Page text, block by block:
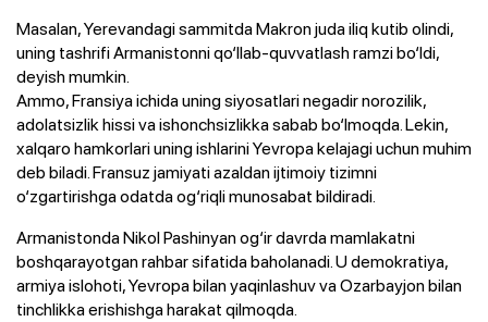
Masalan, Yerevandagi sammitda Makron juda iliq kutib olindi,
uning tashrifi Armanistonni qo‘llab-quvvatlash ramzi bo‘ldi,
deyish mumkin.
Ammo, Fransiya ichida uning siyosatlari negadir norozilik,
adolatsizlik hissi va ishonchsizlikka sabab bo‘lmoqda. Lekin,
xalqaro hamkorlari uning ishlarini Yevropa kelajagi uchun muhim
deb biladi. Fransuz jamiyati azaldan ijtimoiy tizimni
o‘zgartirishga odatda og‘riqli munosabat bildiradi.
Armanistonda Nikol Pashinyan og‘ir davrda mamlakatni
boshqarayotgan rahbar sifatida baholanadi. U demokratiya,
armiya islohoti, Yevropa bilan yaqinlashuv va Ozarbayjon bilan
tinchlikka erishishga harakat qilmoqda.